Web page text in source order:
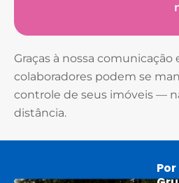
Graças à nossa
colaboradores podem se
controle de seus imóveis —
distância.